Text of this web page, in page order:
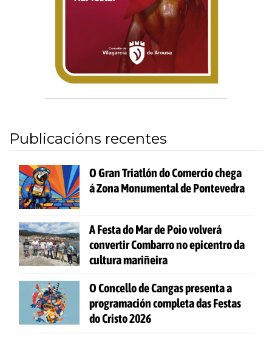
Publicacións recentes
O Gran Triatlón do Comercio chega
á Zona Monumental de Pontevedra
A Festa do Mar de Poio volverá
convertir Combarro no epicentro da
cultura mariñeira
O Concello de Cangas presenta a
programación completa das Festas
do Cristo 2026